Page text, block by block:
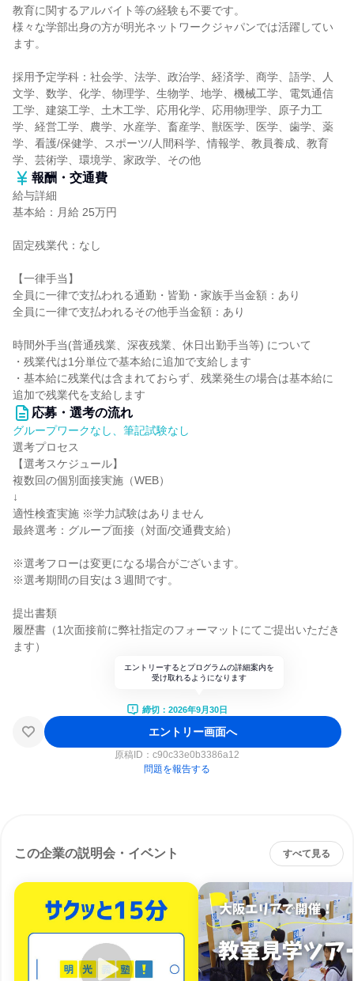
教育に関するアルバイト等の経験も不要です。
様々な学部出身の方が明光ネットワークジャパンでは活躍してい
ます。
採用予定学科：社会学、法学、政治学、経済学、商学、語学、人
文学、数学、化学、物理学、生物学、地学、機械工学、電気通信
工学、建築工学、土木工学、応用化学、応用物理学、原子力工
学、経営工学、農学、水産学、畜産学、獣医学、医学、歯学、薬
学、看護/保健学、スポーツ/人間科学、情報学、教員養成、教育
学、芸術学、環境学、家政学、その他
報酬・交通費
給与詳細
基本給：月給 25万円
固定残業代：なし
【一律手当】
全員に一律で支払われる通勤・皆勤・家族手当金額：あり
全員に一律で支払われるその他手当金額：あり
時間外手当(普通残業、深夜残業、休日出勤手当等) について
・残業代は1分単位で基本給に追加で支給します
・基本給に残業代は含まれておらず、残業発生の場合は基本給に
追加で残業代を支給します
応募・選考の流れ
グループワークなし、筆記試験なし
選考プロセス
【選考スケジュール】
複数回の個別面接実施（WEB）
↓
適性検査実施 ※学力試験はありません
最終選考：グループ面接（対面/交通費支給）
※選考フローは変更になる場合がございます。
※選考期間の目安は３週間です。
提出書類
履歴書（1次面接前に弊社指定のフォーマットにてご提出いただき
ます）
エントリーするとプログラムの詳細案内を
受け取れるようになります
締切：2026年9月30日
エントリー画面へ
原稿ID： c90c33e0b3386a12
問題を報告する
この企業の説明会・イベント すべて見る